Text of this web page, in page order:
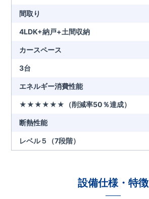
間取り
4LDK+納戸+土間収納
カースペース
3台
エネルギー消費性能
★★★★★★（削減率50％達成）
断熱性能
レベル５（7段階）
設備仕様・特徴